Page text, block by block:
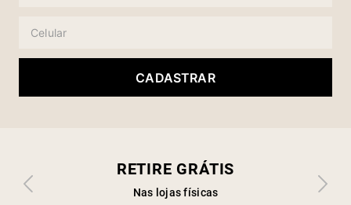
CADASTRAR
RETIRE GRÁTIS
Nas lojas físicas